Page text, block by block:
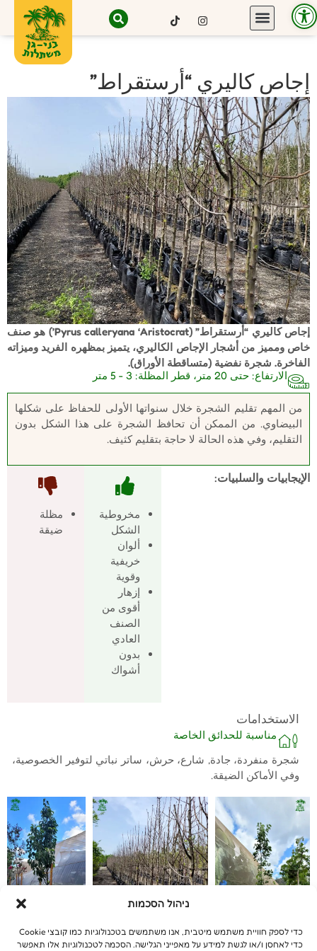
ניהול הסכמות
כדי לספק חוויית משתמש מיטבית, אנו משתמשים בטכנולוגיות כמו קובצי Cookie
כדי לאחסן ו/או לגשת למידע על מאפייני הגלישה. הסכמה לטכנולוגיות אלו תאפשר
إجاص كاليري “أرستقراط”
إجاص كاليري “أرستقراط” (Pyrus calleryana ‘Aristocrat’) هو صنف
خاص ومميز من أشجار الإجاص الكاليري، يتميز بمظهره الفريد وميزاته
الفاخرة. شجرة نفضية (متساقطة الأوراق).
الارتفاع: حتى 20 متر، قطر المظلة: 3 - 5 متر
من المهم تقليم الشجرة خلال سنواتها الأولى للحفاظ على شكلها
البيضاوي. من الممكن أن تحافظ الشجرة على هذا الشكل بدون
التقليم، وفي هذه الحالة لا حاجة بتقليم كثيف.
الإيجابيات والسلبيات:
مخروطية
الشكل
ألوان
خريفية
وقوية
إزهار
أقوى من
الصنف
العادي
بدون
أشواك
مظلة
ضيقة
الاستخدامات
مناسبة للحدائق الخاصة
شجرة منفردة، جادة, شارع، حرش، ساتر نباتي لتوفير الخصوصية،
وفي الأماكن الضيقة.